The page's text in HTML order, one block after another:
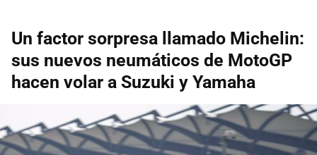
Un factor sorpresa llamado Michelin:
sus nuevos neumáticos de MotoGP
hacen volar a Suzuki y Yamaha